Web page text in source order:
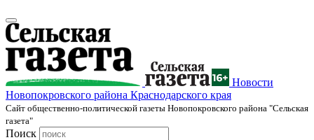
Новости
Новопокровского района Краснодарского края
Cайт общественно-политической газеты Новопокровского района "Сельская
газета"
Поиск